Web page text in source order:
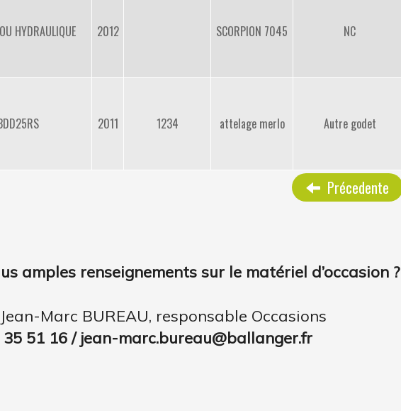
HYDRAULIQUE 2012 SCORPION 7045 NC
2011 1234 attelage merlo Autre godet
Précedente
amples renseignements sur le matériel d’occasion ?
Marc BUREAU, responsable Occasions
35 51 16 / jean-marc.bureau@ballanger.fr